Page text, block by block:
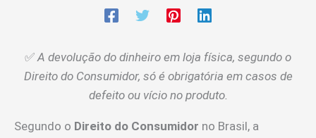
✅A devolução do dinheiro em loja física, segundo o
Direito do Consumidor, só é obrigatória em casos de
defeito ou vício no produto.
Segundo o Direito do Consumidor no Brasil, a